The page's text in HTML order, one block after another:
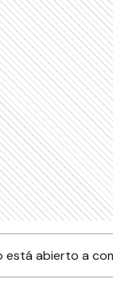
está abierto a